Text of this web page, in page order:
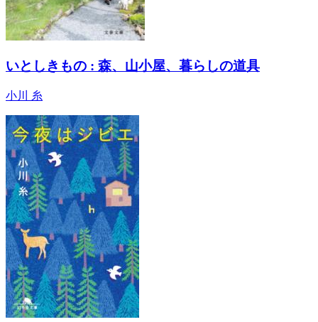
いとしきもの : 森、山小屋、暮らしの道具
小川 糸